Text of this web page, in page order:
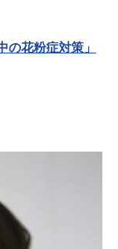
花粉症対策」